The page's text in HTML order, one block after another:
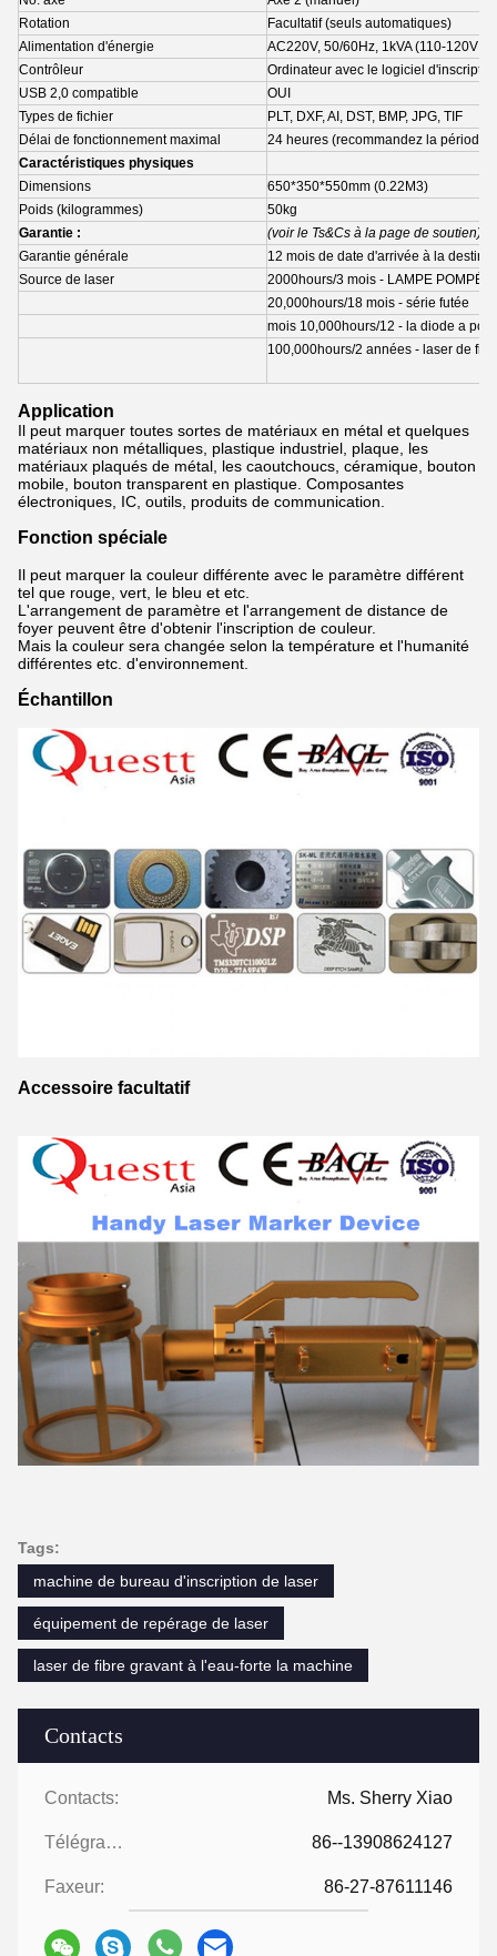
Contacts
Contacts: Ms. Sherry Xiao
Télégramme: 86--13908624127
Faxeur: 86-27-87611146
Rotation
Facultatif (seuls automatiques)
Alimentation d'énergie
AC220V, 50/60Hz, 1kVA (110-120V
Contrôleur
Ordinateur avec le logiciel
USB 2,0 compatible
OUI
Types de fichier
PLT, DXF, AI, DST, BMP, JPG, TIF
Délai de fonctionnement maximal
24 heures (recommandez la période
Caractéristiques physiques
Dimensions
650*350*550mm (0.22M3)
Poids (kilogrammes)
50kg
Garantie :
(voir le Ts&Cs à la page de soutien)
Garantie générale
12 mois de date d'arrivée à la
Source de laser
2000hours/3 mois - LAMPE
20,000hours/18 mois - série futée
mois 10,000hours/12 - la diode a
100,000hours/2 années - laser de
Application
Il peut marquer toutes sortes de matériaux en métal et quelques
matériaux non métalliques, plastique industriel, plaque, les
matériaux plaqués de métal, les caoutchoucs, céramique, bouton
mobile, bouton transparent en plastique. Composantes
électroniques, IC, outils, produits de communication.
Fonction spéciale
Il peut marquer la couleur différente avec le paramètre différent
tel que rouge, vert, le bleu et etc.
L'arrangement de paramètre et l'arrangement de distance de
foyer peuvent être d'obtenir l'inscription de couleur.
Mais la couleur sera changée selon la température et l'humanité
différentes etc. d'environnement.
Échantillon
Accessoire facultatif
Tags:
machine de bureau d'inscription de laser
équipement de repérage de laser
laser de fibre gravant à l'eau-forte la machine